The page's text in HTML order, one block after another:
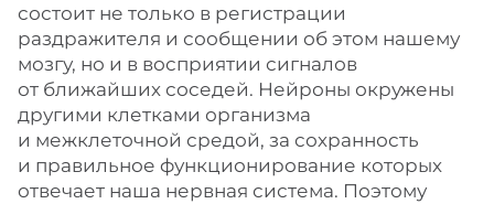
состоит не только в регистрации
раздражителя и сообщении об этом нашему
мозгу, но и в восприятии сигналов
от ближайших соседей. Нейроны окружены
другими клетками организма
и межклеточной средой, за сохранность
и правильное функционирование которых
отвечает наша нервная система. Поэтому